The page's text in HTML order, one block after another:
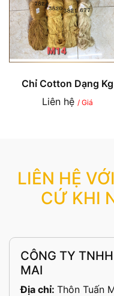
Chỉ Cotton Dạng Kg
Liên hệ / Giá
LIÊN HỆ
CỨ KHI
CÔNG TY
MAI
Địa chỉ: Thôn Tuấn